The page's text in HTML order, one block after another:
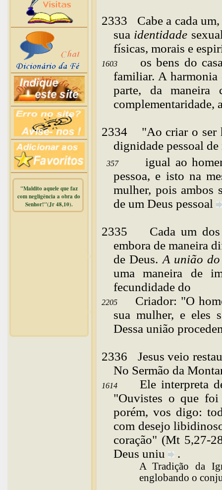
"Maldito aquele que faz
com negligência a obra do
Senhor!"(Jr 48,10).
/home/dicionar/public_html/online.php
/home/dicionar/public_html/online.php
2333 Cabe a cada
sua identidade
físicas, morais e
1603 os bens do
familiar. A harmonia
parte, da
complementaridade,
2334 "Ao criar o ser
dignidade pessoal
357 igual ao
pessoa, e isto na
mulher, pois ambos
de um Deus pessoal
2335 Cada um
embora de maneira
de Deus. A união
uma maneira de
fecundidade do
2205 Criador: "O
sua mulher, e eles
Dessa união
2336 Jesusveio
No Sermão da
1614 Ele interpreta
"Ouvistes o que foi
porém, vos digo:
com desejo
coração" (Mt 5,27-
Deus uniu .
A Tradição da
englobando o